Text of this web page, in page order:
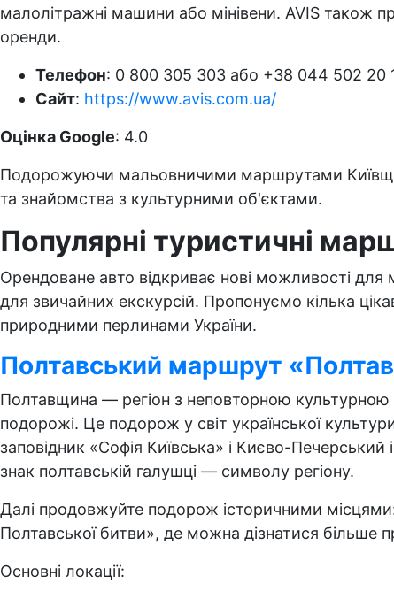
малолітражні машини або мінівени. AVIS також
оренди.
Телефон: 0 800 305 303 або +38 044 502 20
Сайт: https://www.avis.com.ua/
Оцінка Google: 4.0
Подорожуючи мальовничими маршрутами
та знайомства з культурними об'єктами.
Популярні туристичні
Орендоване авто відкриває нові можливості для
для звичайних екскурсій. Пропонуємо кілька
природними перлинами України.
Полтавський маршрут
Полтавщина — регіон з неповторною
подорожі. Це подорож у світ української
заповідник «Софія Київська» і Києво-
знак полтавській галушці — символу регіону.
Далі продовжуйте подорож історичними
Полтавської битви», де можна дізнатися більше
Основні локації: